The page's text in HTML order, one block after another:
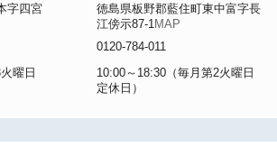
字四宮
曜日
徳島県板野郡藍住町東中富字長
江傍示87-1 MAP
0120-784-011
10:00～18:30（毎月第2火曜日
定休日）